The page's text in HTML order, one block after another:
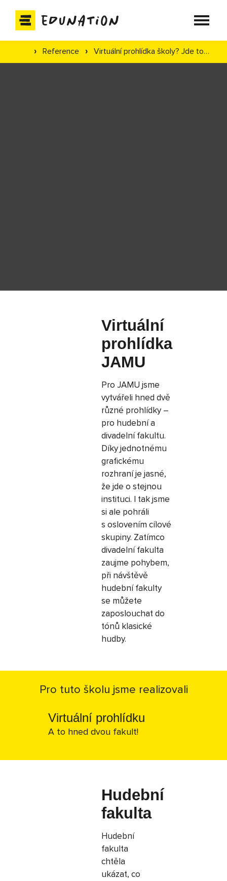
› Reference › Virtuální prohlídka školy? Jde to i jinak!
Virtuální
prohlídka
JAMU
Pro JAMU jsme
vytvářeli hned dvě
různé prohlídky –
pro hudební a
divadelní fakultu.
Díky jednotnému
grafickému
rozhraní je jasné,
že jde o stejnou
instituci. I tak jsme
si ale pohráli
s oslovením cílové
skupiny. Zatímco
divadelní fakulta
zaujme pohybem,
při návštěvě
hudební fakulty
se můžete
zaposlouchat do
tónů klasické
hudby.
Pro tuto školu jsme realizovali
Virtuální prohlídku
A to hned dvou fakult!
Hudební
fakulta
Hudební
fakulta
chtěla
ukázat, co